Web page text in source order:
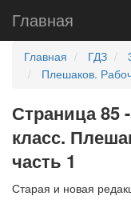
Главная
Главная ГДЗ
Плешаков.
Страница
класс.
часть 1
Старая и новая